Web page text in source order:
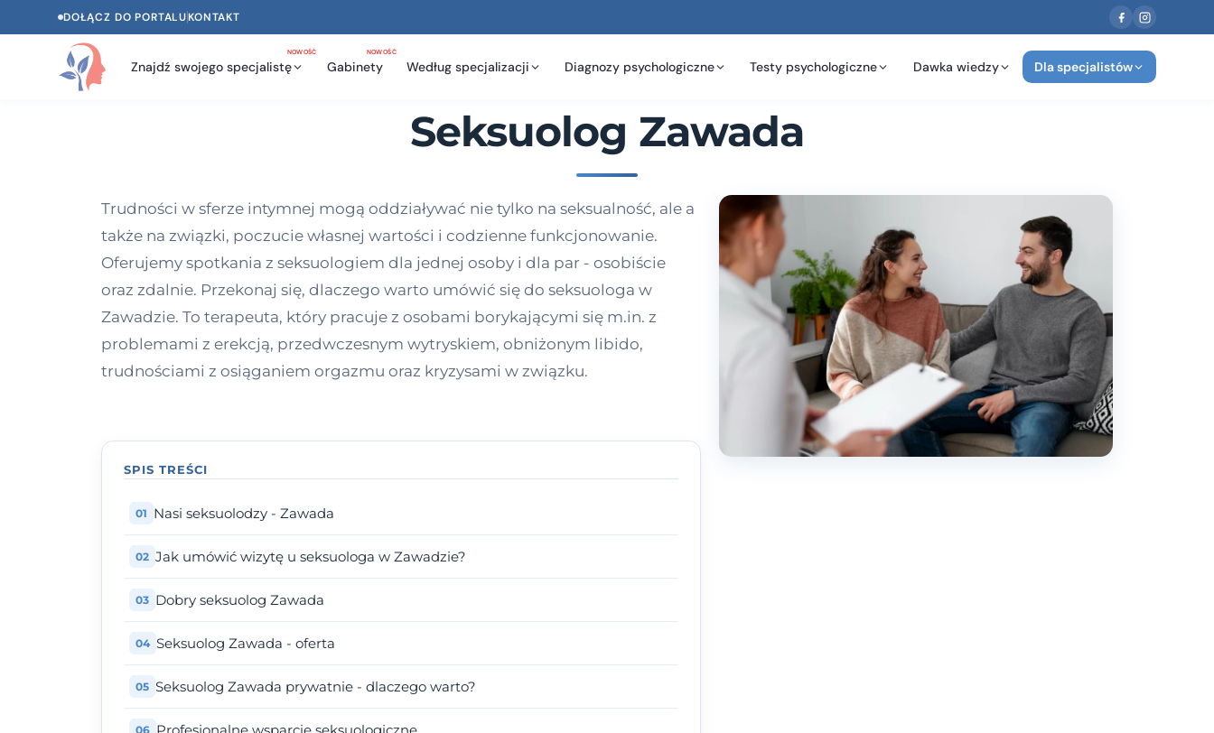
DOŁĄCZ DO PORTALUKONTAKT
Znajdź swojego specjalistę
NOWOŚĆ
Gabinety
NOWOŚĆ
Według specjalizacji Diagnozy psychologiczne Testy psychologiczne Dawka wiedzy Dla specjalistów
Seksuolog Zawada
Trudności w sferze intymnej mogą oddziaływać nie tylko na seksualność, ale a
także na związki, poczucie własnej wartości i codzienne funkcjonowanie.
Oferujemy spotkania z seksuologiem dla jednej osoby i dla par - osobiście
oraz zdalnie. Przekonaj się, dlaczego warto umówić się do seksuologa w
Zawadzie. To terapeuta, który pracuje z osobami borykającymi się m.in. z
problemami z erekcją, przedwczesnym wytryskiem, obniżonym libido,
trudnościami z osiąganiem orgazmu oraz kryzysami w związku.
SPIS TREŚCI
Nasi seksuolodzy - Zawada
Jak umówić wizytę u seksuologa w Zawadzie?
Dobry seksuolog Zawada
Seksuolog Zawada - oferta
Seksuolog Zawada prywatnie - dlaczego warto?